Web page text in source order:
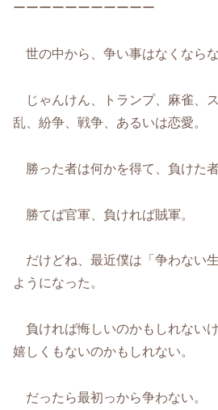
ーーーーーーーーーーー
世の中から、争い事はなくならな
じゃんけん、トランプ、麻雀、
乱、紛争、戦争、あるいは恋愛。
勝った者は何かを得て、負けた者
勝てば官軍、負ければ賊軍。
だけどね、最近僕は「争わない
ようになった。
負ければ悔しいのかもしれない
嬉しくもないのかもしれない。
だったら最初っから争わない。